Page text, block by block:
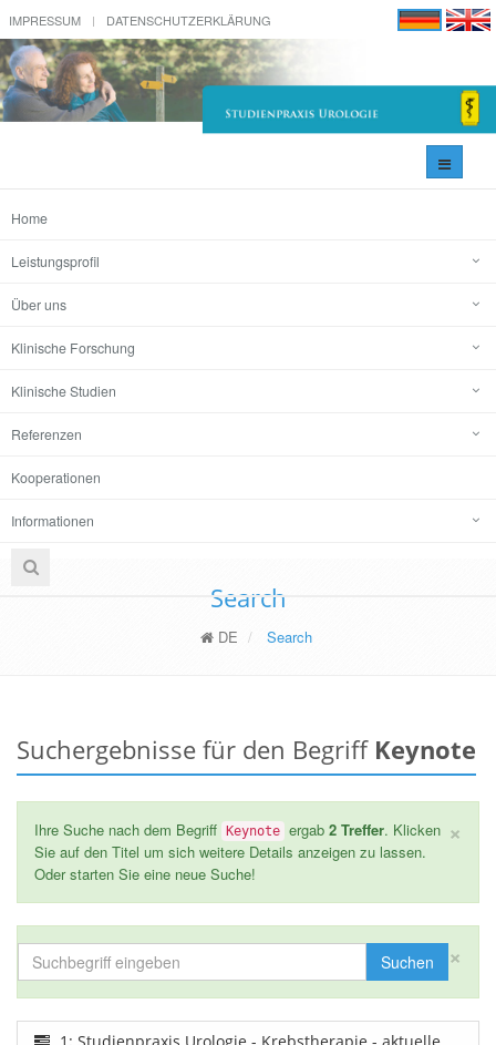
IMPRESSUM DATENSCHUTZERKLÄRUNG
Home
Leistungsprofil
Über uns
Klinische Forschung
Klinische Studien
Referenzen
Kooperationen
Informationen
Search
DE Search
Suchergebnisse für den Begriff Keynote
×
Ihre Suche nach dem Begriff Keynote ergab 2 Treffer. Klicken
Sie auf den Titel um sich weitere Details anzeigen zu lassen.
Oder starten Sie eine neue Suche!
×
Suchen
1: Studienpraxis Urologie - Krebstherapie - aktuelle